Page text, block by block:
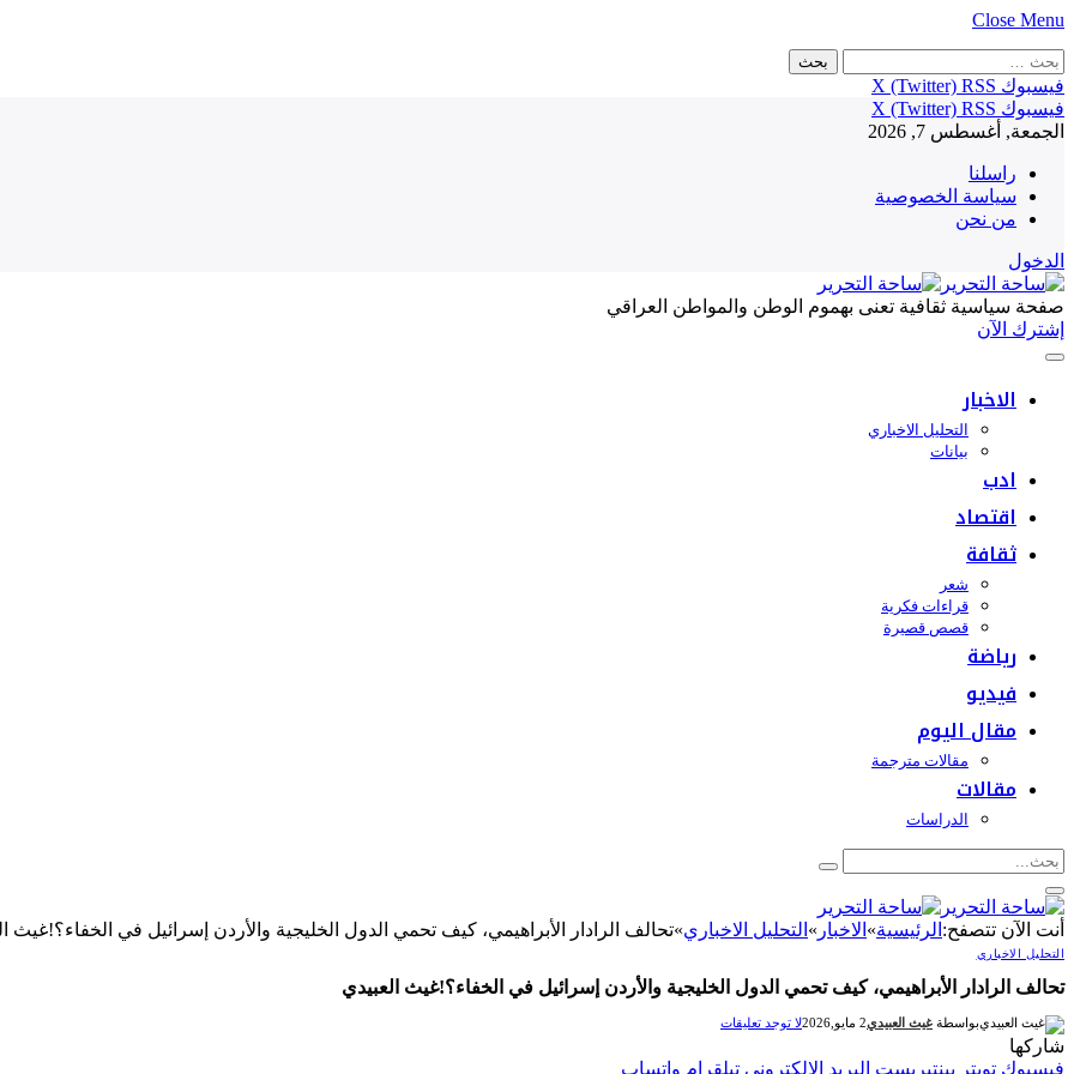
Close Menu
البحث
عن:
فيسبوك X (Twitter) RSS
فيسبوك
X (Twitter) RSS
الجمعة, أغسطس 7, 2026
راسلنا
سياسة الخصوصية
من نحن
الدخول
صفحة سياسية ثقافية تعنى بهموم الوطن والمواطن العراقي
إشترك الآن
الاخبار
التحليل الاخباري
بيانات
ادب
اقتصاد
ثقافة
شعر
قراءات فكرية
قصص قصيرة
رياضة
فيديو
مقال اليوم
مقالات مترجمة
مقالات
الدراسات
أنت الآن تتصفح: الرئيسية» الاخبار » التحليل الاخباري»تحالف الرادار الأبراهيمي، كيف تحمي الدول الخليجية والأردن إسرائيل في الخفاء؟!غيث
التحليل الاخباري
تحالف الرادار الأبراهيمي، كيف تحمي الدول الخليجية والأردن إسرائيل في الخفاء؟!غيث العبيدي
بواسطة غيث العبيدي2 مايو,2026 لا توجد تعليقات
شاركها
فيسبوك تويتر بينتيريست البريد الإلكتروني تيلقرام واتساب